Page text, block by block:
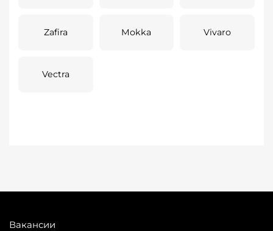
Zafira Mokka Vivaro
Vectra
Вакансии